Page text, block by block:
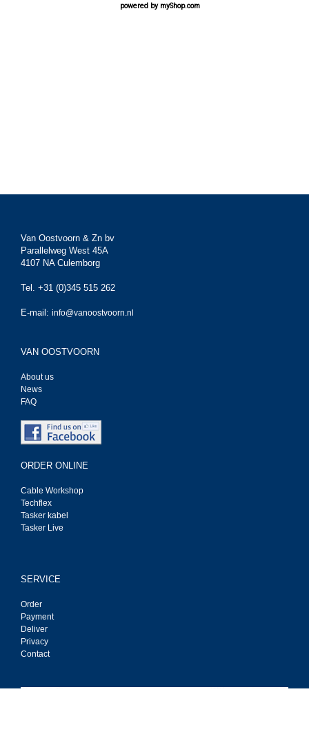
powered by myShop.com
Van Oostvoorn & Zn bv
Parallelweg West 45A
4107 NA Culemborg
Tel. +31 (0)345 515 262
E-mail: info@vanoostvoorn.nl
VAN OOSTVOORN
About us
News
FAQ
ORDER ONLINE
Cable Workshop
Techflex
Tasker kabel
Tasker Live
SERVICE
Order
Payment
Deliver
Privacy
Contact